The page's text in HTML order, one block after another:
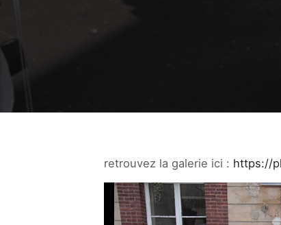
retrouvez la galerie ici : https://